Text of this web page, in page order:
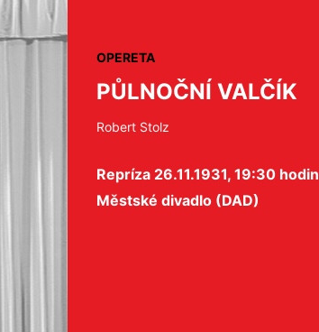
OPERETA
PŮLNOČNÍ VALČÍK
Robert Stolz
Repríza 26.11.1931, 19:30 hodin
Městské divadlo (DAD)